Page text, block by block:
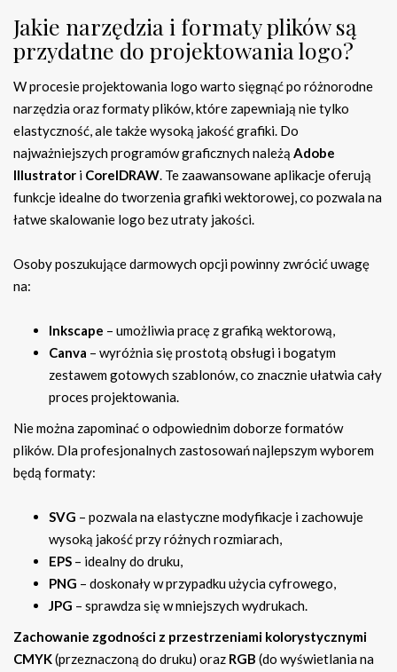
Jakie narzędzia i formaty plików są
przydatne do projektowania logo?
W procesie projektowania logo warto sięgnąć po różnorodne
narzędzia oraz formaty plików, które zapewniają nie tylko
elastyczność, ale także wysoką jakość grafiki. Do
najważniejszych programów graficznych należą Adobe
Illustrator i CorelDRAW. Te zaawansowane aplikacje oferują
funkcje idealne do tworzenia grafiki wektorowej, co pozwala na
łatwe skalowanie logo bez utraty jakości.
Osoby poszukujące darmowych opcji powinny zwrócić uwagę
na:
Inkscape – umożliwia pracę z grafiką wektorową,
Canva – wyróżnia się prostotą obsługi i bogatym
zestawem gotowych szablonów, co znacznie ułatwia cały
proces projektowania.
Nie można zapominać o odpowiednim doborze formatów
plików. Dla profesjonalnych zastosowań najlepszym wyborem
będą formaty:
SVG – pozwala na elastyczne modyfikacje i zachowuje
wysoką jakość przy różnych rozmiarach,
EPS – idealny do druku,
PNG – doskonały w przypadku użycia cyfrowego,
JPG – sprawdza się w mniejszych wydrukach.
Zachowanie zgodności z przestrzeniami kolorystycznymi
CMYK(przeznaczoną do druku) oraz RGB (do wyświetlania na